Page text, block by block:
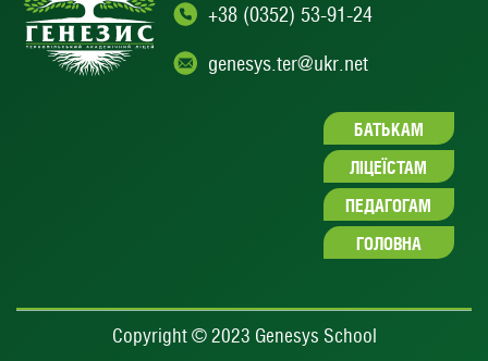
+38 (0352) 53-91-24
genesys.ter@ukr.net
БАТЬКАМ
ЛІЦЕЇСТАМ
ПЕДАГОГАМ
ГОЛОВНА
Copyright © 2023 Genesys School